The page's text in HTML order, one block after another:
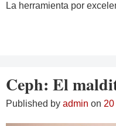
La herramienta por
Ceph: El
Published by admin on